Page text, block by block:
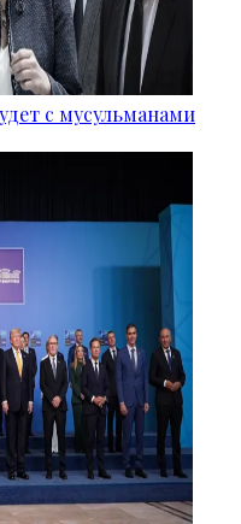
с мусульманами